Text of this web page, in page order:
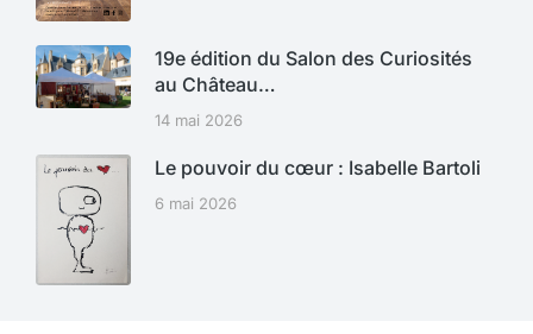
19e édition du Salon des Curiosités
au Château…
14 mai 2026
Le pouvoir du cœur : Isabelle Bartoli
6 mai 2026